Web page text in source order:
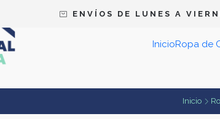
InicioRopa de
E N V Í O S D E L U N E S A V I E R N
Inicio